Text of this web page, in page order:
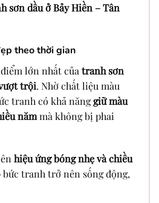
sơn dầu ở Bảy Hiền – Tân
theo thời gian
lớn nhất của tranh sơn
trội. Nhờ chất liệu màu
tranh có khả nănggiữ màu
nămmà không bị phai
hiệu ứng bóng nhẹ và chiều
bức tranh trở nên sống động,